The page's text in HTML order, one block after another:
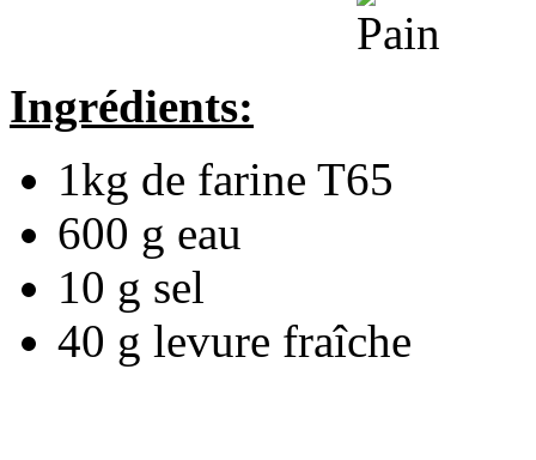
Ingrédients:
1kg de farine T65
600 g eau
10 g sel
40 g levure fraîche